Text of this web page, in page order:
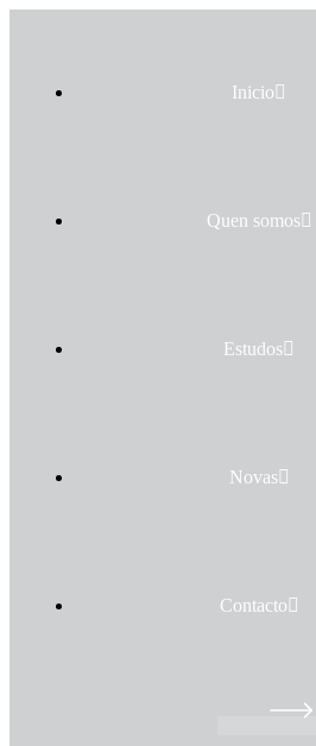
Inicio
Quen somos
Estudos
Novas
Contacto